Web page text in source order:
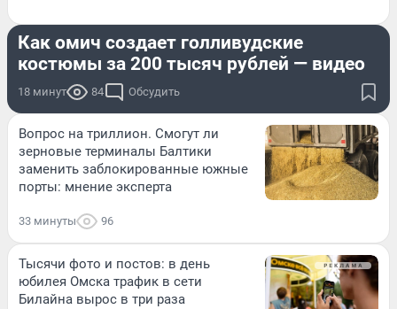
Как омич создает голливудские
костюмы за 200 тысяч рублей — видео
18 минут 84 Обсудить
Вопрос на триллион. Смогут ли
зерновые терминалы Балтики
заменить заблокированные южные
порты: мнение эксперта
33 минуты 96
Тысячи фото и постов: в день
юбилея Омска трафик в сети
Билайна вырос в три раза